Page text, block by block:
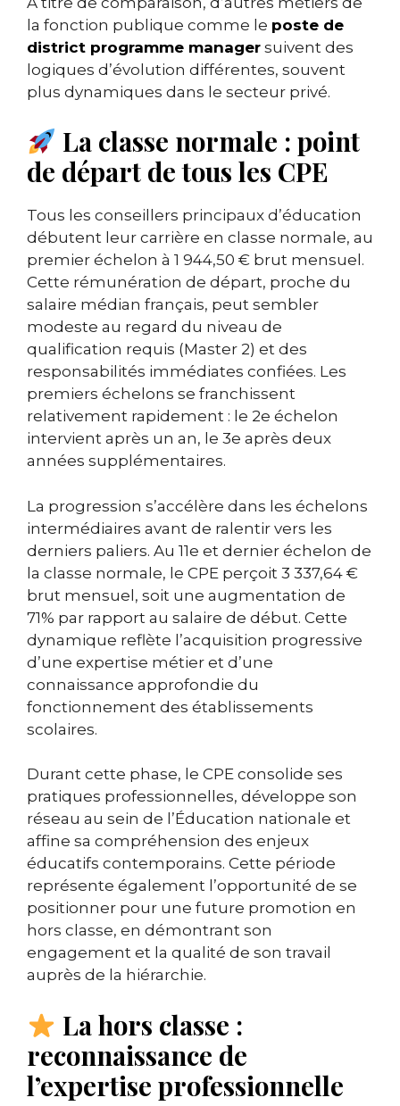
la fonction publique comme le poste de
district programme manager suivent des
logiques d’évolution différentes, souvent
plus dynamiques dans le secteur privé.
La classe normale : point
de départ de tous les CPE
Tous les conseillers principaux d’éducation
débutent leur carrière en classe normale, au
premier échelon à 1 944,50 € brut mensuel.
Cette rémunération de départ, proche du
salaire médian français, peut sembler
modeste au regard du niveau de
qualification requis (Master 2) et des
responsabilités immédiates confiées. Les
premiers échelons se franchissent
relativement rapidement : le 2e échelon
intervient après un an, le 3e après deux
années supplémentaires.
La progression s’accélère dans les échelons
intermédiaires avant de ralentir vers les
derniers paliers. Au 11e et dernier échelon de
la classe normale, le CPE perçoit 3 337,64 €
brut mensuel, soit une augmentation de
71% par rapport au salaire de début. Cette
dynamique reflète l’acquisition progressive
d’une expertise métier et d’une
connaissance approfondie du
fonctionnement des établissements
scolaires.
Durant cette phase, le CPE consolide ses
pratiques professionnelles, développe son
réseau au sein de l’Éducation nationale et
affine sa compréhension des enjeux
éducatifs contemporains. Cette période
représente également l’opportunité de se
positionner pour une future promotion en
hors classe, en démontrant son
engagement et la qualité de son travail
auprès de la hiérarchie.
La hors classe :
reconnaissance de
l’expertise professionnelle